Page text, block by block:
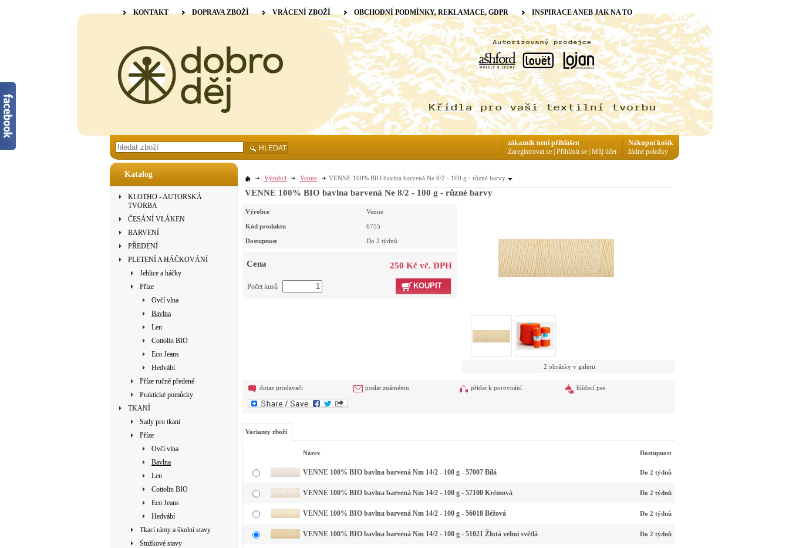
Katalog
KLOTHO - AUTORSKÁ
TVORBA
ČESÁNÍ VLÁKEN
BARVENÍ
PŘEDENÍ
PLETENÍ A HÁČKOVÁNÍ
Jehlice a háčky
Příze
Ovčí vlna
Bavlna
Len
Cottolin BIO
Eco Jeans
Hedvábí
Příze ručně předené
Praktické pomůcky
TKANÍ
Sady pro tkaní
Příze
Ovčí vlna
Bavlna
Len
Cottolin BIO
Eco Jeans
Hedvábí
Tkací rámy a školní stavy
Stužkové stavy
Výrobci Venne VENNE 100% BIO bavlna barvená Ne 8/2 - 100 g - různé barvy
VENNE 100% BIO bavlna barvená Ne 8/2 - 100 g - různé barvy
Výrobce Venne
Kód produktu 6755
Dostupnost Do 2 týdnů
Cena 250 Kč vč. DPH
KOUPIT
Počet kusů
2 obrázky v galerii
dotaz prodavači poslat známému přidat k porovnání hlídací pes
Varianty zboží
Název Dostupnost
VENNE 100% BIO bavlna barvená Nm 14/2 - 100 g - 57007 Bílá Do 2 týdnů
VENNE 100% BIO bavlna barvená Nm 14/2 - 100 g - 57100 Krémová Do 2 týdnů
VENNE 100% BIO bavlna barvená Nm 14/2 - 100 g - 56018 Béžová Do 2 týdnů
VENNE 100% BIO bavlna barvená Nm 14/2 - 100 g - 51021 Žlutá velmi světlá Do 2 týdnů
KONTAKT DOPRAVA ZBOŽÍ VRÁCENÍ ZBOŽÍ OBCHODNÍ PODMÍNKY, REKLAMACE, GDPR INSPIRACE ANEB JAK NA TO
HLEDAT
Nákupní košík
žádné položky
zákazník není přihlášen
Zaregistrovat se Přihlásit se Můj účet